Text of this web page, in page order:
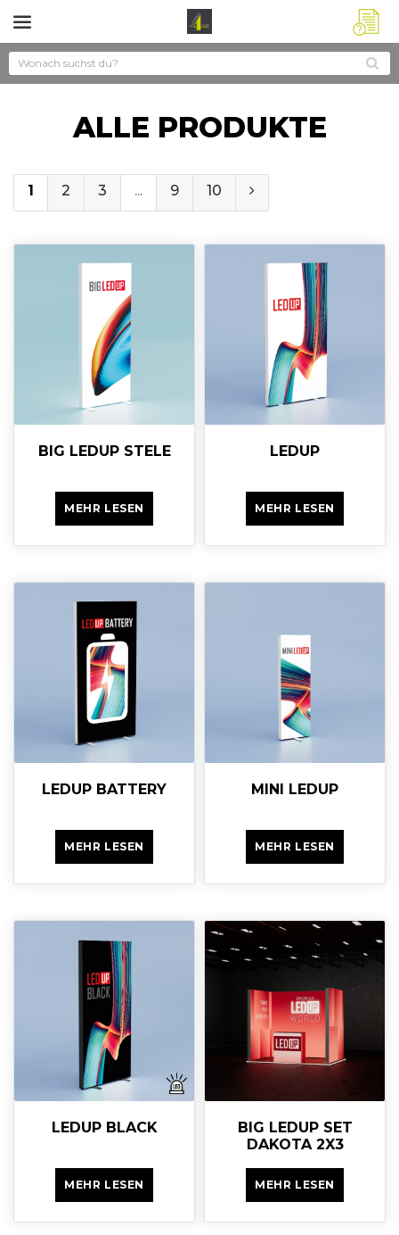
?
ALLE PRODUKTE
1 2 3 ... 9 10
BIG LEDUP STELE
MEHR LESEN
LEDUP
MEHR LESEN
LEDUP BATTERY
MEHR LESEN
MINI LEDUP
MEHR LESEN
LEDUP BLACK
MEHR LESEN
BIG LEDUP SET
DAKOTA 2X3
MEHR LESEN